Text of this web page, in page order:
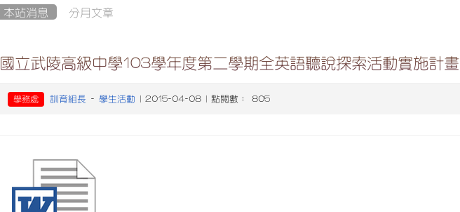
本站消息 分月文章
國立武陵高級中學103學年度第二學期全英語聽說探索活動實施計畫
學務處 訓育組長 - 學生活動 | 2015-04-08 | 點閱數： 805